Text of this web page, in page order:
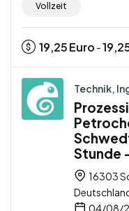
Vollzeit
19,25Euro -
Technik,
Stunde
16303
04/08/